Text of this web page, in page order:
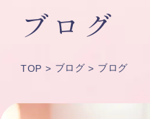
ブログ
TOP ブログ ブログ